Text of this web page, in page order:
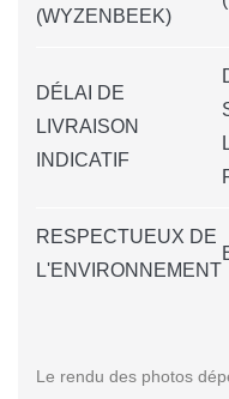
(WYZENBEEK)
DÉLAI DE
LIVRAISON
INDICATIF
RESPECTUEUX DE
L'ENVIRONNEMENT
Le rendu des photos